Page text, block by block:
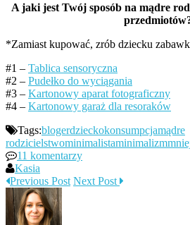
A jaki jest Twój sposób na mądre
*Zamiast kupować, zrób dziecku
#1 – Tablica sensoryczna
#2 – Pudełko do wyciągania
#3 – Kartonowy aparat fotograficzny
#4 – Kartonowy garaż dla resoraków
Tags:blogerdzieckokonsumpcjamądre
rodzicielstwominimalistaminimalizm
11 komentarzy
Kasia
Previous Post Next Post